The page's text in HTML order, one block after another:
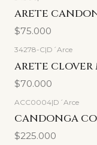
ARETE
$75.000
34278-C|D´Arce
ARETE
$70.000
ACC0004|D´Arce
CANDONGA
$225.000